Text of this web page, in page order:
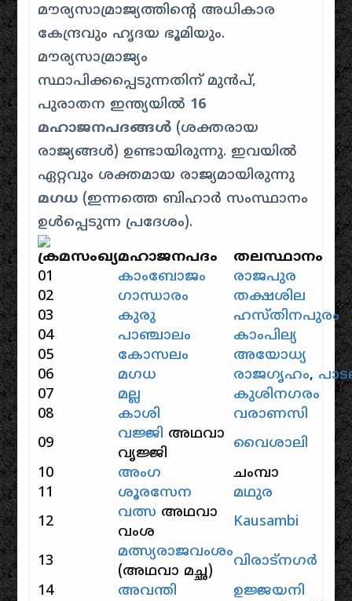
മൗര്യസാമ്രാജ്യത്തിന്റെ അധികാര
കേന്ദ്രവും ഹൃദയ ഭൂമിയും.
മൗര്യസാമ്രാജ്യം
സ്ഥാപിക്കപ്പെടുന്നതിന് മുൻപ്,
പുരാതന ഇന്ത്യയിൽ 16
മഹാജനപദങ്ങൾ (ശക്തരായ
രാജ്യങ്ങൾ) ഉണ്ടായിരുന്നു. ഇവയിൽ
ഏറ്റവും ശക്തമായ രാജ്യമായിരുന്നു
മഗധ (ഇന്നത്തെ ബിഹാർ സംസ്ഥാനം
ഉൾപ്പെടുന്ന പ്രദേശം).
ക്രമസംഖ്യമഹാജനപദം
തലസ്ഥാനം
01
കാംബോജം
രാജപുര
02
ഗാന്ധാരം
തക്ഷശില
03
കുരു
ഹസ്തിനപുരം
04
പാഞ്ചാലം
കാംപില്യ
05
കോസലം
അയോധ്യ
06
മഗധ രാജഗൃഹം,
07
മല്ല
കുശിനഗരം
08
കാശി
വരാണസി
09
വജ്ജി അഥവാ
വൃജ്ജി
വൈശാലി
10
അംഗ
ചംമ്പാ
11
ശൂരസേന
മഥുര
12
വത്സ അഥവാ
വംശ
Kausambi
13
മത്സ്യരാജവംശം
(അഥവാ മച്ഛ)
വിരാട്നഗർ
14
അവന്തി
ഉജ്ജയനി